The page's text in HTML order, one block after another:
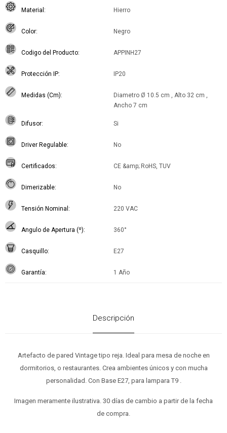
Material Hierro
Color Negro
Codigo del Producto APPINH27
Protección IP IP20
Medidas (Cm)
Diametro Ø 10.5 cm , Alto 32 cm ,
Ancho 7 cm
Difusor Si
Driver Regulable No
Certificados CE &amp; RoHS, TUV
Dimerizable No
Tensión Nominal 220 VAC
Angulo de Apertura (º) 360°
Casquillo E27
Garantía 1 Año
Descripción
Artefacto de pared Vintage tipo reja. Ideal para mesa de noche en
dormitorios, o restaurantes. Crea ambientes únicos y con mucha
personalidad. Con Base E27, para lampara T9 .
Imagen meramente ilustrativa. 30 días de cambio a partir de la fecha
de compra.